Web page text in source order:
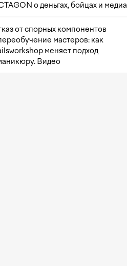
о деньгах, бойцах и медиа
от спорных компонентов
мастеров: как
меняет подход
Видео